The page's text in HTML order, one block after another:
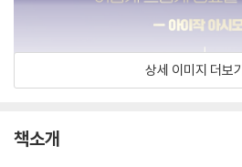
상세 이미지 더보기
책소개